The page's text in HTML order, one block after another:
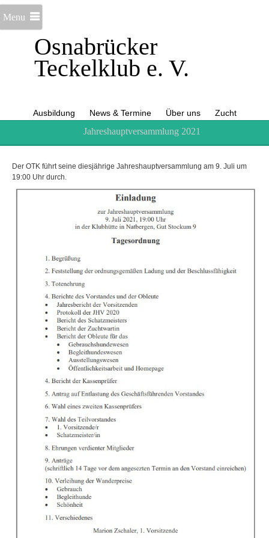
Osnabrücker
Teckelklub e. V.
Menu
Ausbildung News & Termine Über uns Zucht
Jahreshauptversammlung 2021
Der OTK führt seine diesjährige Jahreshauptversammlung am 9. Juli um
19:00 Uhr durch.